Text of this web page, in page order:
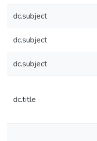
dc.subject
dc.subject
dc.subject
dc.title